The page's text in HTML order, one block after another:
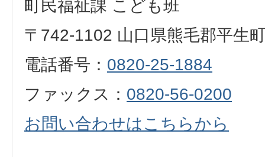
町民福祉課 こども班
〒742-1102 山口県熊毛郡平生
電話番号： 0820-25-1884
ファックス： 0820-56-0200
お問い合わせはこちらから